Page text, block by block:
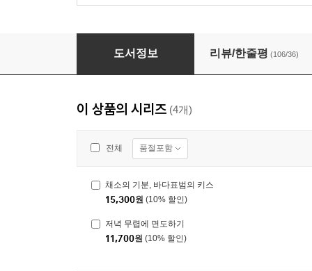
채소의 기분, 바다표범의 키스
도서정보 리뷰/한줄평 (106/36)
이 상품의 시리즈 (4개)
전체 품절포함
채소의 기분, 바다표범의 키스
15,300원 (10% 할인)
저녁 무렵에 면도하기
11,700원 (10% 할인)